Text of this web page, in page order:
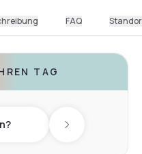
FAQ
TAG
Next day